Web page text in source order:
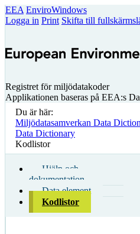
EEA EnviroWindows
Logga in Print Skifta till
Registret för miljödatakoder
Applikationen baseras på EEA:s
Du är här:
Miljödatasamverkan Data
Data Dictionary
Kodlistor
Hjälp och
dokumentation
Data element
Kodlistor